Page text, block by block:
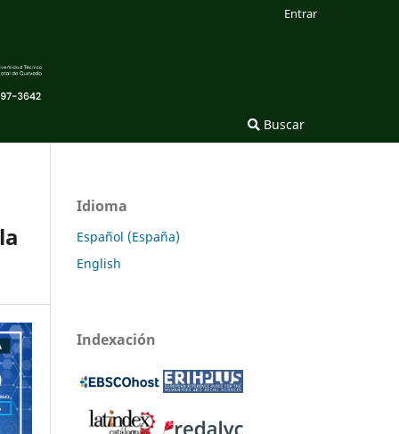
Buscar
Entrar
Idioma
Español (España)
English
Indexación